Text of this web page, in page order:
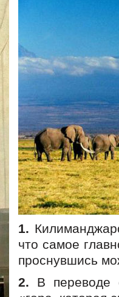
1.
что самое
проснувшись
2. В переводе